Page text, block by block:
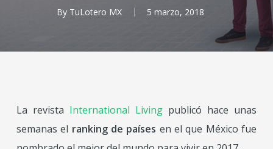
By TuLotero MX 5 marzo, 2018
La revista International Living publicó hace unas
semanas el ranking de países en el que México fue